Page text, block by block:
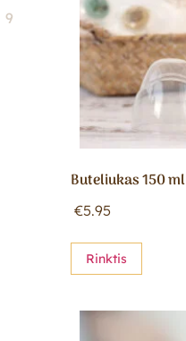
9
Buteliukas 150 ml
€5.95
Rinktis